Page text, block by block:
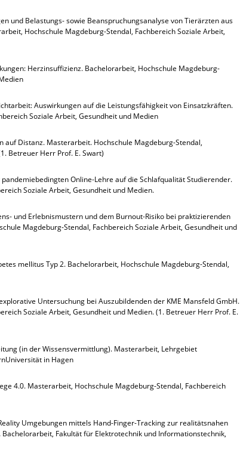
und Belastungs- sowie Beanspruchungsanalyse von Tierärzten aus
Hochschule Magdeburg-Stendal, Fachbereich Soziale Arbeit,
Herzinsuffizienz. Bachelorarbeit, Hochschule Magdeburg-
Auswirkungen auf die Leistungsfähigkeit von Einsatzkräften.
Soziale Arbeit, Gesundheit und Medien
Distanz. Masterarbeit. Hochschule Magdeburg-Stendal,
Betreuer Herr Prof. E. Swart)
Online-Lehre auf die Schlafqualität Studierender.
Soziale Arbeit, Gesundheit und Medien.
und Erlebnismustern und dem Burnout-Risiko bei praktizierenden
Magdeburg-Stendal, Fachbereich Soziale Arbeit, Gesundheit und
mellitus Typ 2. Bachelorarbeit, Hochschule Magdeburg-Stendal,
Untersuchung bei Auszubildenden der KME Mansfeld GmbH.
Soziale Arbeit, Gesundheit und Medien. (1. Betreuer Herr Prof. E.
(in der Wissensvermittlung). Masterarbeit, Lehrgebiet
in Hagen
4.0. Masterarbeit, Hochschule Magdeburg-Stendal, Fachbereich
Umgebungen mittels Hand-Finger-Tracking zur realitätsnahen
Fakultät für Elektrotechnik und Informationstechnik,